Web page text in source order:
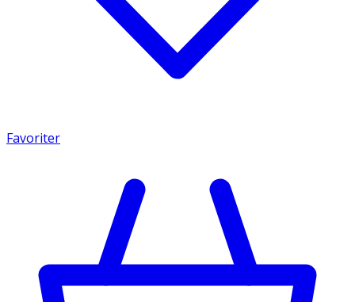
Favoriter